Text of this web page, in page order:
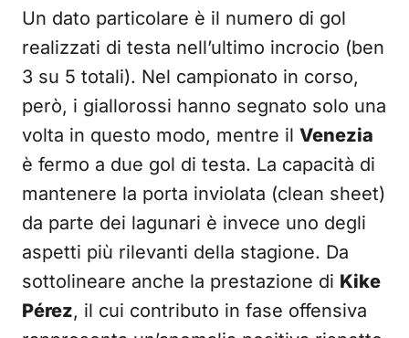
Un dato particolare è il numero di gol
realizzati di testa nell’ultimo incrocio (ben
3 su 5 totali). Nel campionato in corso,
però, i giallorossi hanno segnato solo una
volta in questo modo, mentre il Venezia
è fermo a due gol di testa. La capacità di
mantenere la porta inviolata (clean sheet)
da parte dei lagunari è invece uno degli
aspetti più rilevanti della stagione. Da
sottolineare anche la prestazione di Kike
Pérez, il cui contributo in fase offensiva